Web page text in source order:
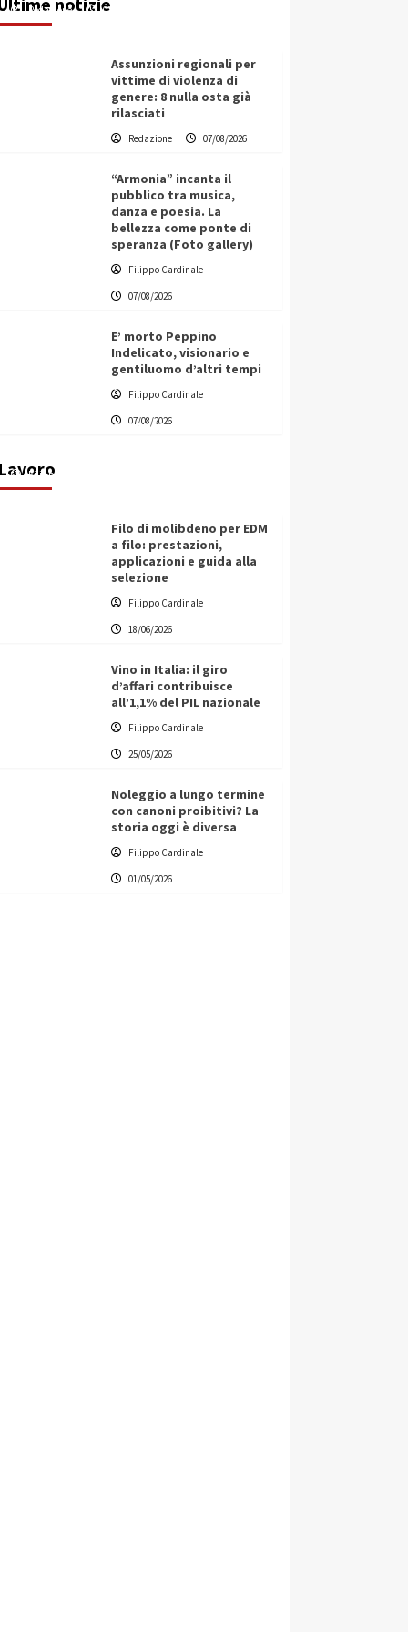
Redazione 07/08/2026
Assunzioni regionali per
vittime di violenza di
genere: 8 nulla osta già
rilasciati
Redazione 07/08/2026
“Armonia” incanta il
pubblico tra musica,
danza e poesia. La
bellezza come ponte di
speranza (Foto gallery)
Filippo Cardinale
07/08/2026
E’ morto Peppino
Indelicato, visionario e
gentiluomo d’altri tempi
Filippo Cardinale
07/08/2026
Lavoro
L’ingegnere saccense Buscarnera
partner chiave di un progetto
transnazionale per la transizione
Filippo Cardinale
Filo di molibdeno per EDM
a filo: prestazioni,
applicazioni e guida alla
selezione
Filippo Cardinale
18/06/2026
Vino in Italia: il giro
d’affari contribuisce
all’1,1% del PIL nazionale
Filippo Cardinale
25/05/2026
Noleggio a lungo termine
con canoni proibitivi? La
storia oggi è diversa
Filippo Cardinale
01/05/2026